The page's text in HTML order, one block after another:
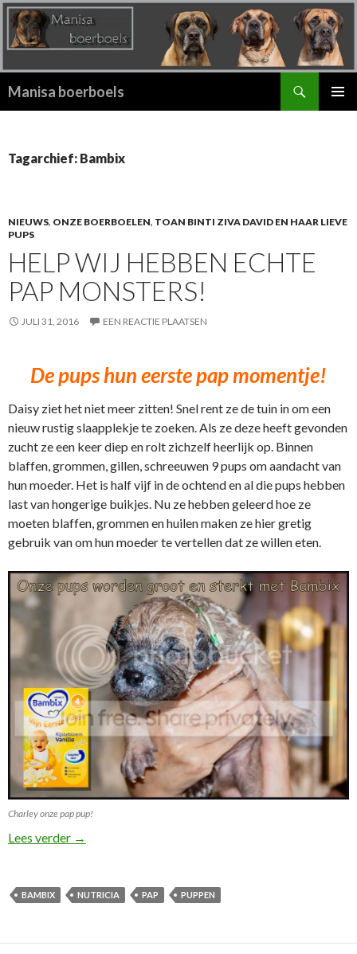
Manisa boerboels
Tagarchief: Bambix
NIEUWS, ONZE BOERBOELEN, TOAN BINTI ZIVA DAVID EN HAAR LIEVE
PUPS
HELP WIJ HEBBEN ECHTE
PAP MONSTERS!
JULI 31, 2016 EEN REACTIE PLAATSEN
De pups hun eerste pap momentje!
Daisy ziet het niet meer zitten! Snel rent ze de tuin in om een
nieuw rustig slaapplekje te zoeken. Als ze deze heeft gevonden
zucht ze een keer diep en rolt zichzelf heerlijk op. Binnen
blaffen, grommen, gillen, schreeuwen 9 pups om aandacht van
hun moeder. Het is half vijf in de ochtend en al die pups hebben
last van hongerige buikjes. Nu ze hebben geleerd hoe ze
moeten blaffen, grommen en huilen maken ze hier gretig
gebruik van om hun moeder te vertellen dat ze willen eten.
Charley onze pap pup!
Lees verder Help wij hebben echte pap monsters!
→
BAMBIX NUTRICIA PAP PUPPEN